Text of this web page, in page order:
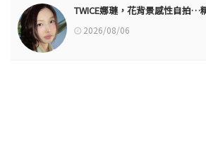
TWICE娜璉，花背景感性自拍…
2026/08/06